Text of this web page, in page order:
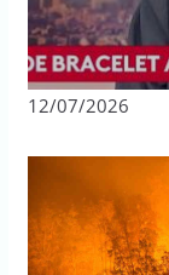
12/07/2026